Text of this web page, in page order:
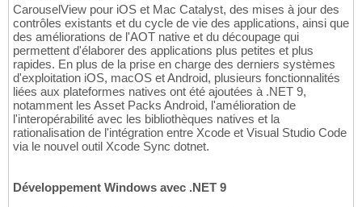
CarouselView pour iOS et Mac Catalyst, des mises à jour des
contrôles existants et du cycle de vie des applications, ainsi que
des améliorations de l'AOT native et du découpage qui
permettent d'élaborer des applications plus petites et plus
rapides. En plus de la prise en charge des derniers systèmes
d'exploitation iOS, macOS et Android, plusieurs fonctionnalités
liées aux plateformes natives ont été ajoutées à .NET 9,
notamment les Asset Packs Android, l'amélioration de
l'interopérabilité avec les bibliothèques natives et la
rationalisation de l'intégration entre Xcode et Visual Studio Code
via le nouvel outil Xcode Sync dotnet.
Développement Windows avec .NET 9